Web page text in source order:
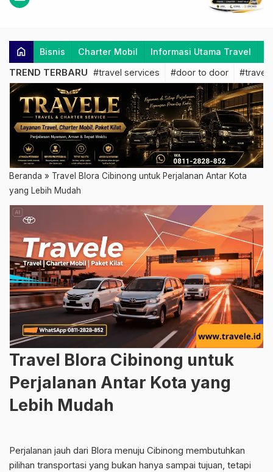
home Bisnis Charter Mobil Informasi Utama Travel
TREND TERBARU #travel services #door to door #travel
Beranda » Travel Blora Cibinong untuk Perjalanan Antar Kota
yang Lebih Mudah
Travel Blora Cibinong untuk
Perjalanan Antar Kota yang
Lebih Mudah
Perjalanan jauh dari Blora menuju Cibinong membutuhkan
pilihan transportasi yang bukan hanya sampai tujuan, tetapi